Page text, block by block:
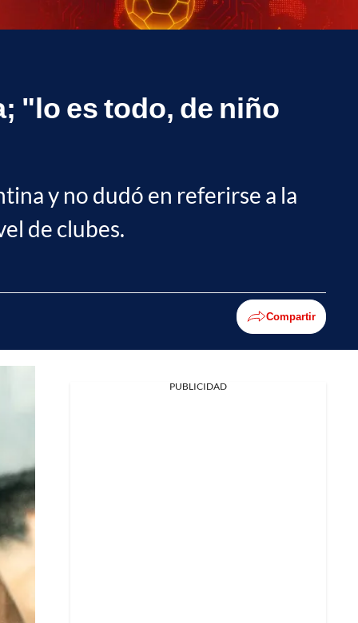
"lo es todo, de niño
y no dudó en referirse a la
de clubes.
Compartir
PUBLICIDAD